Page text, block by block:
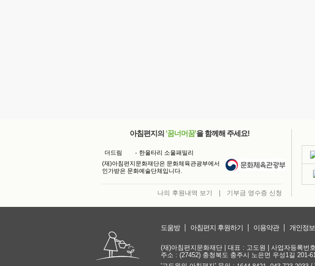
아침편지의 '꿈너머꿈'을 함께해 주세요!
더드림
한울타리 소울패밀리
(재)아침편지문화재단은 문화체육관광부에서
인가받은 문화예술단체입니다.
나의 후원내역 보기 기부금 영수증 신청
도움방 아침편지 후원하기 이용약관 개인정
(재)아침편지문화재단 | 대표 : 고도원 | 사업자등록번
주소 : (27452) 충청북도 충주시 노은면 우성1길 201-